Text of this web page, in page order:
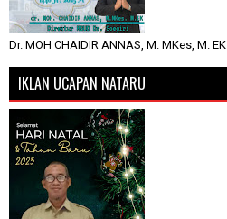
Dr. MOH CHAIDIR ANNAS, M. MKes, M. EK
IKLAN UCAPAN NATARU